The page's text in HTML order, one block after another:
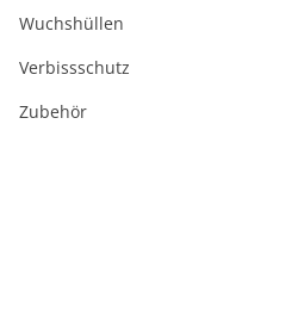
Wuchshüllen
Verbissschutz
Zubehör